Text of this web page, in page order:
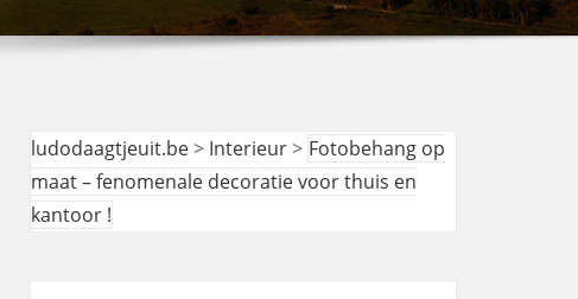
ludodaagtjeuit.be> Interieur> Fotobehang op
maat – fenomenale decoratie voor thuis en
kantoor !